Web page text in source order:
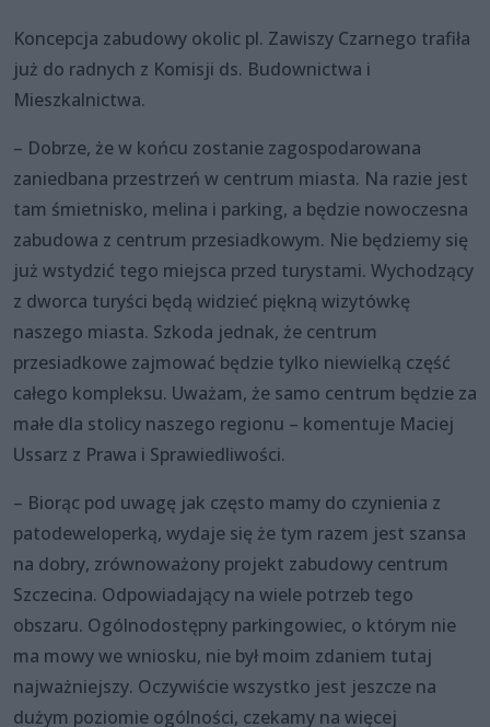
Koncepcja zabudowy okolic pl. Zawiszy Czarnego trafiła
już do radnych z Komisji ds. Budownictwa i
Mieszkalnictwa.
– Dobrze, że w końcu zostanie zagospodarowana
zaniedbana przestrzeń w centrum miasta. Na razie jest
tam śmietnisko, melina i parking, a będzie nowoczesna
zabudowa z centrum przesiadkowym. Nie będziemy się
już wstydzić tego miejsca przed turystami. Wychodzący
z dworca turyści będą widzieć piękną wizytówkę
naszego miasta. Szkoda jednak, że centrum
przesiadkowe zajmować będzie tylko niewielką część
całego kompleksu. Uważam, że samo centrum będzie za
małe dla stolicy naszego regionu – komentuje Maciej
Ussarz z Prawa i Sprawiedliwości.
– Biorąc pod uwagę jak często mamy do czynienia z
patodeweloperką, wydaje się że tym razem jest szansa
na dobry, zrównoważony projekt zabudowy centrum
Szczecina. Odpowiadający na wiele potrzeb tego
obszaru. Ogólnodostępny parkingowiec, o którym nie
ma mowy we wniosku, nie był moim zdaniem tutaj
najważniejszy. Oczywiście wszystko jest jeszcze na
dużym poziomie ogólności, czekamy na więcej